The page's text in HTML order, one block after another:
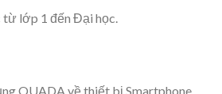
từ lớp 1 đến Đại học.
QUADA về thiết bị Smartphone